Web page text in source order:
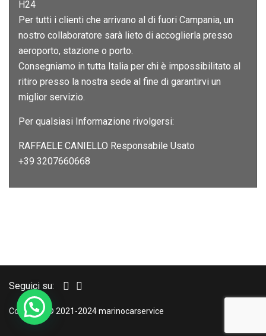
H24
Per tutti i clienti che arrivano al di fuori Campania, un
nostro collaboratore sarà lieto di accoglierla presso
aeroporto, stazione o porto.
Consegniamo in tutta Italia per chi è impossibilitato al
ritiro presso la nostra sede al fine di garantirvi un
miglior servizio.
Per qualsiasi Informazione rivolgersi:
RAFFAELE CANIELLO Responsabile Usato
+39 3207660668
Seguici su:
Copyright © 2021-2024 marinocarservice